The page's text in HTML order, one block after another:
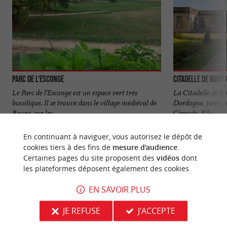
Parc de l'Esconge
Le Parc de l’Esconge est un espace vert très
bucolique. Il se trouve dans le village médiéval de
Bourg, sur les ...
7,4 km - Bourg
Citadelle de Bourg
La Citadelle de
Dordogne, juste
Gironde. Elle ...
7,6 km -
NOUS AVONS TESTÉPOUR VOUS
En continuant à naviguer, vous autorisez le dépôt de
cookies tiers à des fins de mesure d'audience.
Certaines pages du site proposent des vidéosdont
les plateformes déposent également des cookies.
EN SAVOIR PLUS
JE REFUSE
J'ACCEPTE